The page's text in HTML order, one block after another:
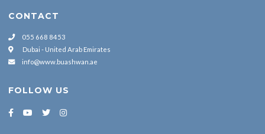
CONTACT
055 668 8453
Dubai - United Arab Emirates
info@www.buashwan.ae
FOLLOW US